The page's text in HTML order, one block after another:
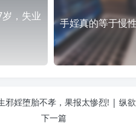
，失业
手婬真的等于慢
邪婬堕胎不孝，果报太惨烈! | 纵
下一篇